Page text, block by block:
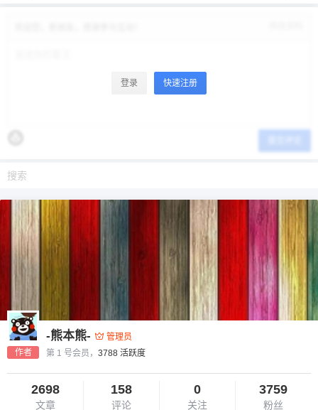
登录 快速注册
作者
-熊本熊-
管理员
第 1 号会员， 3788 活跃度
2698
文章
158
评论
0
关注
3759
粉丝